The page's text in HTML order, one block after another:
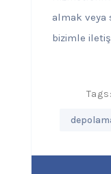
almak veya
bizimle
Tags: